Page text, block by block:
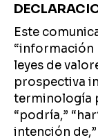
Este
“información
leyes de
prospectiva
terminología
“podría,”
intención de,”